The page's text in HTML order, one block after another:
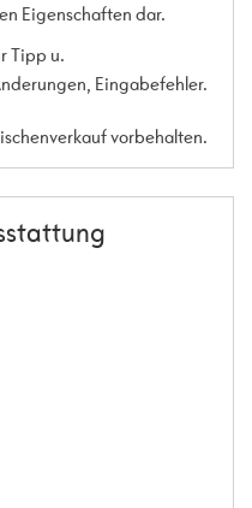
Eigenschaften dar.
Tipp u.
Eingabefehler.
vorbehalten.